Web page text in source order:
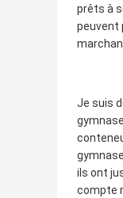
prêts à
peuvent
Je suis
ils ont
compte